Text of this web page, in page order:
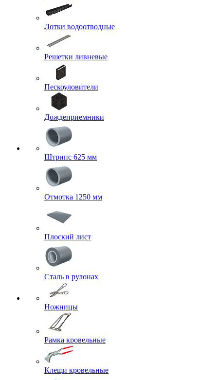
Лотки водоотводные
Решетки ливневые
Пескоуловители
Дождеприемники
Штрипс 625 мм
Отмотка 1250 мм
Плоский лист
Сталь в рулонах
Ножницы
Рамка кровельные
Клещи кровельные